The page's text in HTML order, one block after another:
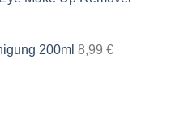
200ml 8,99 €